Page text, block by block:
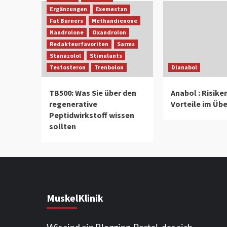
Ergänzungen
Exemestan
Fat Burners
Methandienone
Nandrolone
Oxandrolon
Redakteurfavoriten
Sarms
Stanazolol
Stimulants
Testosteron
Trenbolon
TB500: Was Sie über den
regenerative
Peptidwirkstoff wissen
sollten
Dianabol
Anabol :
Vorteile im
MuskelKlinik